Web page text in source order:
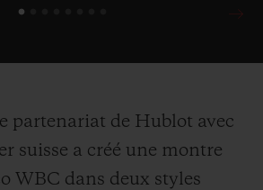
partenariat de Hublot avec
suisse a créé une montre
WBC dans deux styles